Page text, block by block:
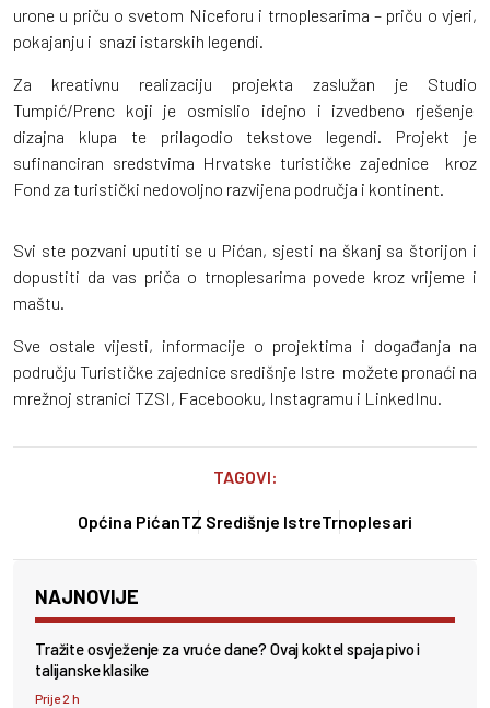
urone u priču o svetom Niceforu i trnoplesarima – priču o vjeri,
pokajanju i snazi istarskih legendi.
Za kreativnu realizaciju projekta zaslužan je Studio
Tumpić/Prenc koji je osmislio idejno i izvedbeno rješenje
dizajna klupa te prilagodio tekstove legendi. Projekt je
sufinanciran sredstvima Hrvatske turističke zajednice kroz
Fond za turistički nedovoljno razvijena područja i kontinent.
Svi ste pozvani uputiti se u Pićan, sjesti na škanj sa štorijon i
dopustiti da vas priča o trnoplesarima povede kroz vrijeme i
maštu.
Sve ostale vijesti, informacije o projektima i događanja na
području Turističke zajednice središnje Istre možete pronaći na
mrežnoj stranici TZSI, Facebooku, Instagramu i LinkedInu.
TAGOVI:
Općina PićanTZ Središnje IstreTrnoplesari
NAJNOVIJE
Tražite osvježenje za vruće dane? Ovaj koktel spaja pivo i
talijanske klasike
Prije 2 h